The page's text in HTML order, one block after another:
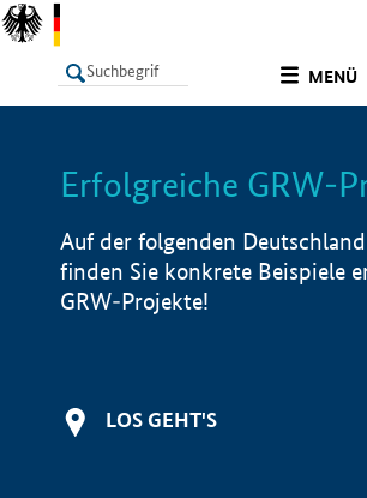
MENÜ
LISTE
Erfolgreiche GRW-
Auf der folgenden
finden Sie konkrete Beispiele
GRW-Projekte!
LOS GEHT'S